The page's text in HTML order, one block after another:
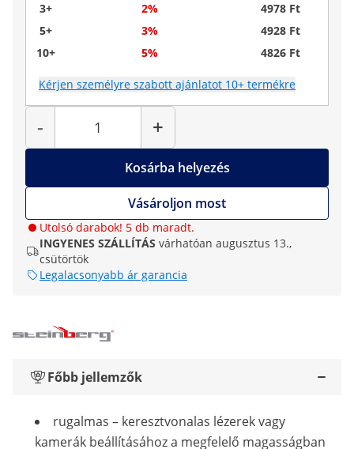
3+
2%
4978 Ft
5+
3%
4928 Ft
10+
5% 4826 Ft
Kérjen személyre szabott ajánlatot 10+ termékre
-
Mennyiség
+
Kosárba helyezés
Vásároljon most
Utolsó darabok! 5 db maradt.
INGYENES SZÁLLÍTÁS várhatóan augusztus 13.,
csütörtök
Legalacsonyabb ár garancia
Főbb jellemzők
rugalmas – keresztvonalas lézerek vagy
kamerák beállításához a megfelelő magasságban